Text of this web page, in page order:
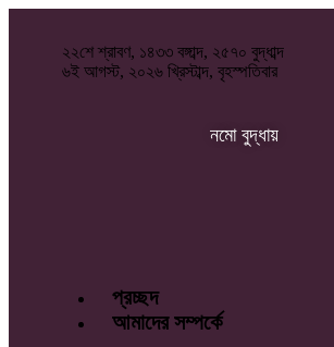
২২শে শ্রাবণ, ১৪৩৩ বঙ্গাব্দ, ২৫৭০ বুদ্ধাব্দ
৬ই আগস্ট, ২০২৬ খ্রিস্টাব্দ, বৃহস্পতিবার
নমো বুদ্ধায়
প্রচ্ছদ
আমাদের সম্পর্কে